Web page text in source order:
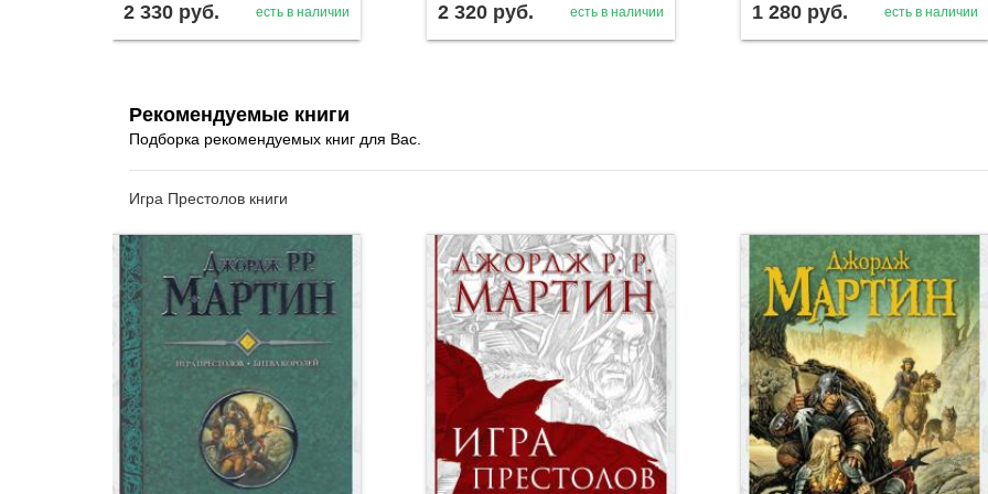
2 330 руб. есть в наличии 2 320 руб. есть в наличии 1 280 руб. есть в наличии
Рекомендуемые книги
Подборка рекомендуемых книг для Вас.
Игра Престолов книги